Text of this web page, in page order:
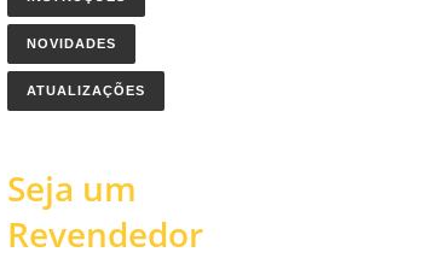
NOVIDADES
ATUALIZAÇÕES
Seja um
Revendedor